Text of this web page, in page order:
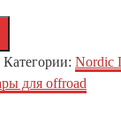
Категории: Nordic
для offroad